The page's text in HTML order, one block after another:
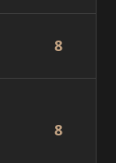
8
8